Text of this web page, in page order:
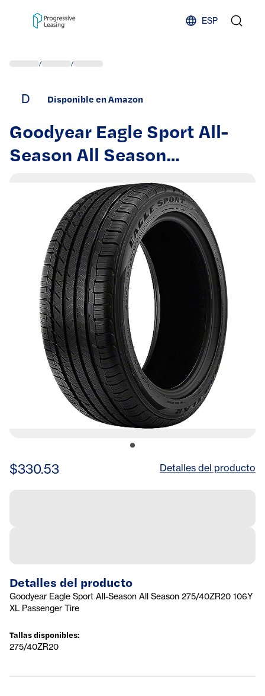
ESP
/ /
D Disponible en Amazon
Goodyear Eagle Sport All-
Season All Season
275/40ZR20 106Y XL
Passenger Tire
$330.53 Detalles del producto
Detalles del producto
Goodyear Eagle Sport All-Season All Season 275/40ZR20 106Y
XL Passenger Tire
Tallas disponibles:
275/40ZR20